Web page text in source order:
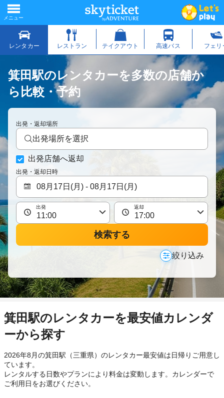
箕田駅のレンタカーを多数の店舗か
ら比較・予約
出発・返却場所
出発場所を選択
出発店舗へ返却
出発・返却日時
出発 返却
検索する
絞り込み
箕田駅のレンタカーを最安値カレンダ
ーから探す
2026年8月の箕田駅（三重県）のレンタカー最安値は日帰り ご用意し
ています。
レンタルする日数やプランにより料金は変動します。カレンダーで
ご利用日をお選びください。